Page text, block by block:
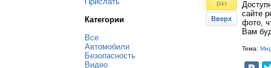
Категории
Все
Автомобили
Безопасность
Видео
раз
Вверх
сайте
фото,
Вам
Тема: